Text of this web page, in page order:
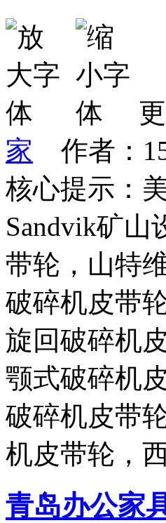
家 作者：
核心提示：
Sandvik矿山
带轮，山特
破碎机皮带
旋回破碎机
颚式破碎机
破碎机皮带
机皮带轮，
青岛办公家